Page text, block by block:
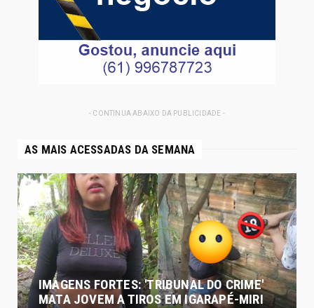
- CONTINUA ABAIXO DA PUBLICIDADE -
AS MAIS ACESSADAS DA SEMANA
IMAGENS FORTES: 'TRIBUNAL DO CRIME'
MATA JOVEM A TIROS EM IGARAPÉ-MIRI